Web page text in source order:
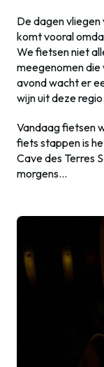
De dagen
komt vooral
We fietsen niet
meegenomen die
avond wacht er
wijn uit deze regio.
Vandaag fietsen
fiets stappen is
Cave des Terres
morgens…